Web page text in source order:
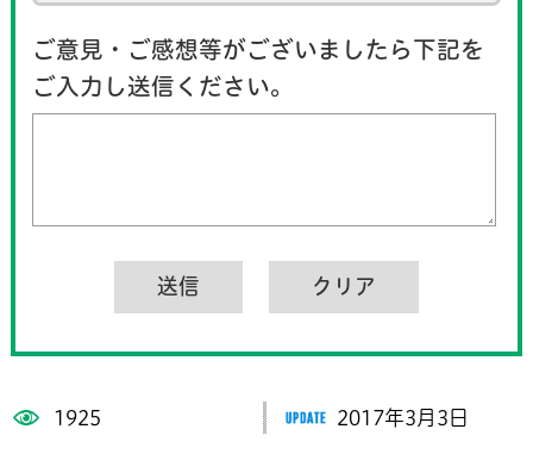
ご意見・ご感想等がございましたら下記を
ご入力し送信ください。
1925 2017年3月3日